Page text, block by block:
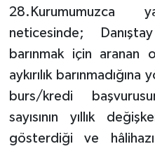
28.Kurumumuzca
neticesinde;
barınmak için aranan
aykırılık
burs/kredi
sayısının yıllık
gösterdiği ve